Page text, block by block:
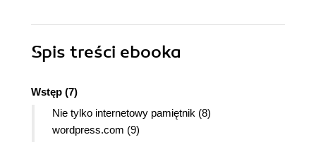
Spis treści ebooka
Wstęp (7)
Nie tylko internetowy pamiętnik (8)
wordpress.com (9)